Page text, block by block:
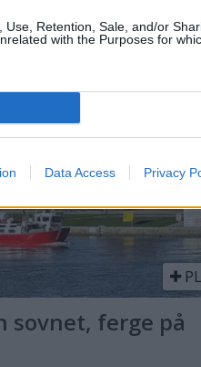
Retention, Sale, and/or
with the Purposes for
Data Access Privacy
og
– Båter og
Faren rådet
sovnet, ferge på